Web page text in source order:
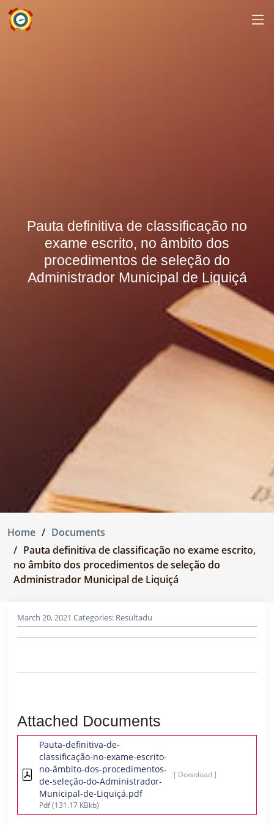
Pauta definitiva de classificação no
exame escrito, no âmbito dos
procedimentos de seleção do
Administrador Municipal de Liquiçá
Home
Documents
Pauta definitiva de classificação no exame escrito,
no âmbito dos procedimentos de seleção do
Administrador Municipal de Liquiçá
March 20, 2021 Categories: Resultadu
Attached Documents
Pauta-definitiva-de-
classificação-no-exame-escrito-
no-âmbito-dos-procedimentos-
de-seleção-do-Administrador-
Municipal-de-Liquiçá.pdf
Pdf(131.17 KBkb)
[ Download ]